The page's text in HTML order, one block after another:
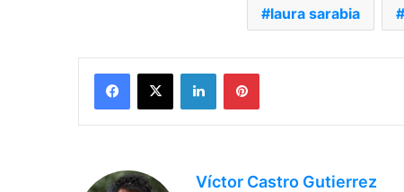
laura sarabia
Facebook
X LinkedInPinterest
Víctor Castro Gutierrez